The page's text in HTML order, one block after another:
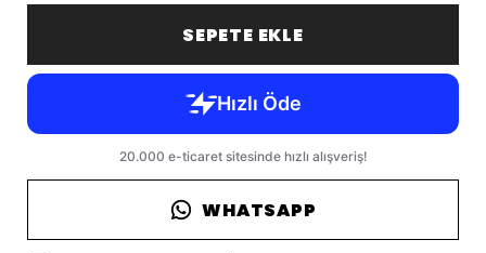
SEPETE EKLE
WHATSAPP